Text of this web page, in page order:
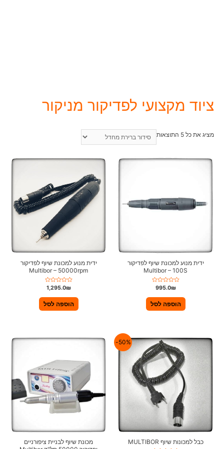
ציוד מקצועי לפדיקור מניקור
מציג את כל 5 התוצאות
ידית מנוע למכונת שיוף לפדיקור
Multibor – 100S
ר
ג
0
מ
995.0₪
הוספה לסל
ידית מנוע למכונת שיוף לפדיקור
Multibor – 50000rpm
ד
ר
ג
0
מ
1,295.0₪
הוספה לסל
50%-
כבל למכונות שיוף MULTIBOR
מכונת שיוף לבניית ציפורניים